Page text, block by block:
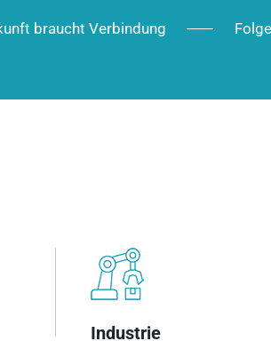
braucht Verbindung
Industrie